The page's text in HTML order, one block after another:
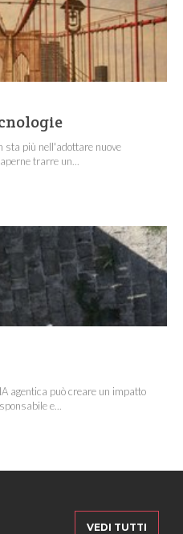
sta più nell'adottare nuove
trarre un...
agentica può creare un impatto
e...
VEDI TUTTI